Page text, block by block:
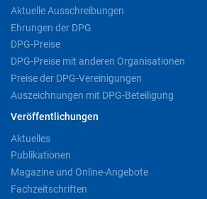
Aktuelle Ausschreibungen
Ehrungen der DPG
DPG-Preise
DPG-Preise mit anderen Organisationen
Preise der DPG-Vereinigungen
Auszeichnungen mit DPG-Beteiligung
Veröffentlichungen
Aktuelles
Publikationen
Magazine und Online-Angebote
Fachzeitschriften